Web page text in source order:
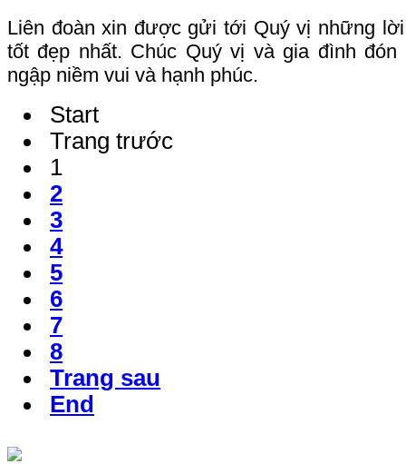
Liên đoàn xin được gửi tới Quý vị những
tốt đẹp nhất. Chúc Quý vị và gia đình đón
ngập niềm vui và hạnh phúc.
Start
Trang trước
1
2
3
4
5
6
7
8
Trang sau
End